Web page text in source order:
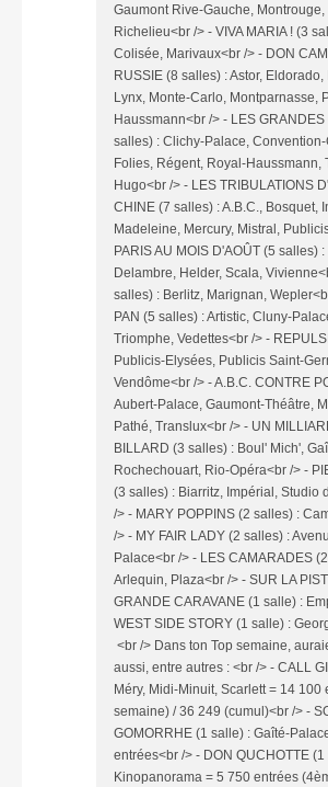
Gaumont Rive-Gauche, Montrouge,
Richelieu<br /> - VIVA MARIA ! (3
Colisée, Marivaux<br /> - DON
RUSSIE (8 salles) : Astor, Eldorado,
Lynx, Monte-Carlo, Montparnasse,
Haussmann<br /> - LES
salles) : Clichy-Palace, Convention-
Folies, Régent, Royal-Haussmann,
Hugo<br /> - LES TRIBULATIONS
CHINE (7 salles) : A.B.C., Bosquet,
Madeleine, Mercury, Mistral,
PARIS AU MOIS D'AOÛT (5 salles) :
Delambre, Helder, Scala,
salles) : Berlitz, Marignan,
PAN (5 salles) : Artistic, Cluny-
Triomphe, Vedettes<br /> -
Publicis-Elysées, Publicis Saint-
Vendôme<br /> - A.B.C. CONTRE
Aubert-Palace, Gaumont-Théâtre,
Pathé, Translux<br /> - UN
BILLARD (3 salles) : Boul' Mich',
Rochechouart, Rio-Opéra<br /> -
(3 salles) : Biarritz, Impérial, Studio
/> - MARY POPPINS (2 salles) :
/> - MY FAIR LADY (2 salles) :
Palace<br /> - LES CAMARADES
Arlequin, Plaza<br /> - SUR LA
GRANDE CARAVANE (1 salle) :
WEST SIDE STORY (1 salle) :
<br /> Dans ton Top semaine,
aussi, entre autres : <br /> - CALL
Méry, Midi-Minuit, Scarlett = 14 100
semaine) / 36 249 (cumul)<br /> -
GOMORRHE (1 salle) : Gaîté-
entrées<br /> - DON QUCHOTTE
Kinopanorama = 5 750 entrées